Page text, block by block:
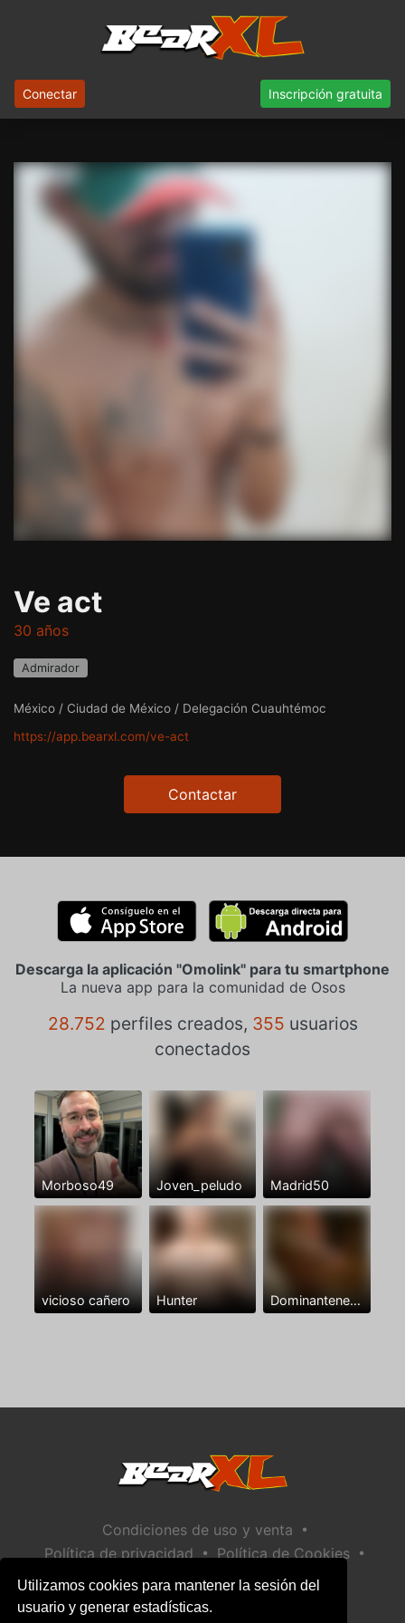
Utilizamos cookies para mantener la sesión del
usuario y generar estadísticas.
Conectar Inscripción gratuita
Ve act
30 años
Admirador
México / Ciudad de México / Delegación Cuauhtémoc
https://app.bearxl.com/ve-act
Contactar
Descarga la aplicación "Omolink" para tu smartphone
La nueva app para la comunidad de Osos
28.752 perfiles creados, 355 usuarios
conectados
Morboso49 Joven_peludo Madrid50
vicioso cañero Hunter Dominantenegro ya
Condiciones de uso y venta •
Política de privacidad • Política de Cookies •
Política de seguridad infantil
Ayuda / Contactar